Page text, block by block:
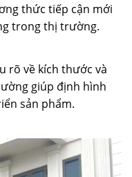
thức tiếp cận mới
trong thị trường.
rõ về kích thước và
giúp định hình
sản phẩm.